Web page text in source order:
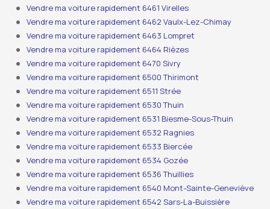
Vendre ma voiture rapidement 6461 Virelles
Vendre ma voiture rapidement 6462 Vaulx-Lez-Chimay
Vendre ma voiture rapidement 6463 Lompret
Vendre ma voiture rapidement 6464 Rièzes
Vendre ma voiture rapidement 6470 Sivry
Vendre ma voiture rapidement 6500 Thirimont
Vendre ma voiture rapidement 6511 Strée
Vendre ma voiture rapidement 6530 Thuin
Vendre ma voiture rapidement 6531 Biesme-Sous-Thuin
Vendre ma voiture rapidement 6532 Ragnies
Vendre ma voiture rapidement 6533 Biercée
Vendre ma voiture rapidement 6534 Gozée
Vendre ma voiture rapidement 6536 Thuillies
Vendre ma voiture rapidement 6540 Mont-Sainte-Geneviève
Vendre ma voiture rapidement 6542 Sars-La-Buissière